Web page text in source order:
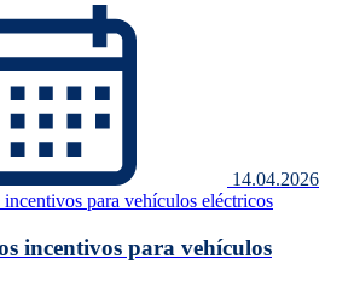
14.04.2026
incentivos para vehículos